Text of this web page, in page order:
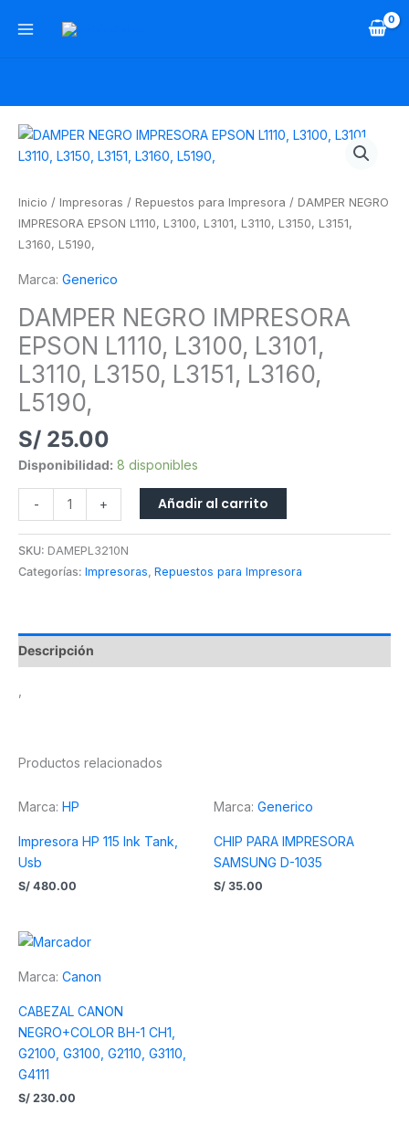
Inicio / Impresoras / Repuestos para Impresora / DAMPER NEGRO
IMPRESORA EPSON L1110, L3100, L3101, L3110, L3150, L3151,
L3160, L5190,
Marca: Generico
DAMPER NEGRO IMPRESORA
EPSON L1110, L3100, L3101,
L3110, L3150, L3151, L3160,
L5190,
S/ 25.00
Disponibilidad: 8 disponibles
-
DAMPER
NEGRO
EPSON
L1110,
L3100,
L3110,
L3151,
L3160,
L5190,
cantidad
+ Añadir al carrito
SKU: DAMEPL3210N
Categorías: Impresoras, Repuestos para Impresora
Descripción
Productos relacionados
Marca: HP
Impresora HP 115 Ink Tank,
Usb
S/ 480.00
Marca: Generico
CHIP PARA IMPRESORA
SAMSUNG D-1035
S/ 35.00
Marca: Canon
CABEZAL CANON
NEGRO+COLOR BH-1 CH1,
G2100, G3100, G2110, G3110,
G4111
S/ 230.00